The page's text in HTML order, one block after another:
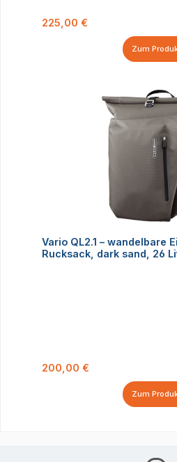
Regulärer Preis:
225,00 €
Zum
Vario QL2.1 – wandelbare
Rucksack, dark sand, 26
Regulärer Preis:
200,00 €
Zum